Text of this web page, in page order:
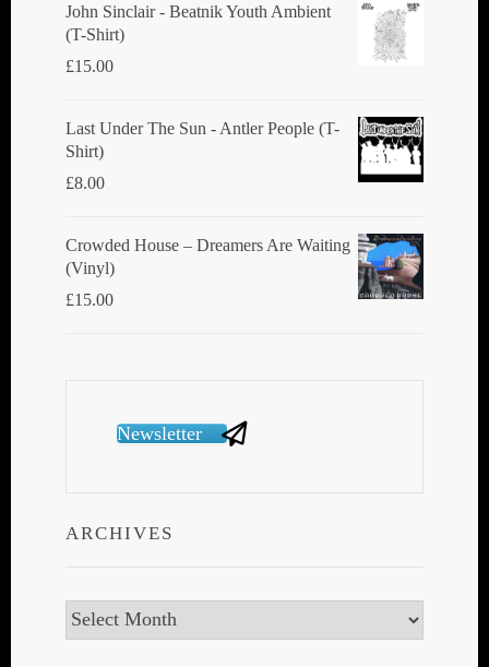
John Sinclair - Beatnik Youth Ambient
(T-Shirt)
£15.00
Last Under The Sun - Antler People (T-
Shirt)
£8.00
Crowded House ‎– Dreamers Are Waiting
(Vinyl)
£15.00
Newsletter
ARCHIVES
Archives